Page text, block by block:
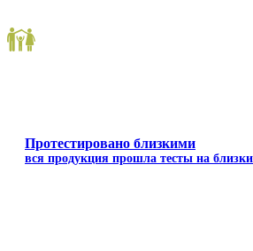
Протестировано близкими
вся продукция прошла тесты на